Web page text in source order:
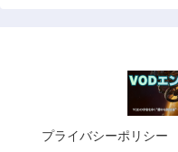
プライバシーポリシー